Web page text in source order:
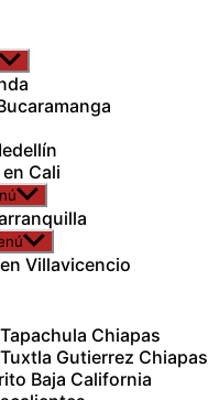
Cali
Villavicencio
Chiapas
Gutierrez Chiapas
Baja California